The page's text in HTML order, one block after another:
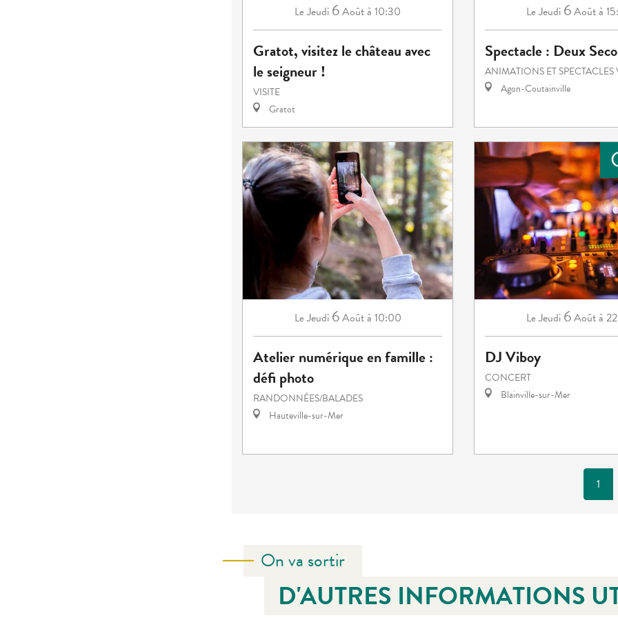
LeJeudi 6Aoûtà 10:30
Gratot, visitez le château avec
le seigneur !
VISITE
Gratot
LeJeudi 6Aoûtà
Spectacle : Deux
ANIMATIONS ET SPECTACLES
Agon-Coutainville
LeJeudi 6Aoûtà 10:00
Atelier numérique en famille :
défi photo
RANDONNÉES/BALADES
Hauteville-sur-Mer
LeJeudi 6Aoûtà
DJ Viboy
CONCERT
Blainville-sur-Mer
1
On va sortir
D'AUTRES INFORMATIONS